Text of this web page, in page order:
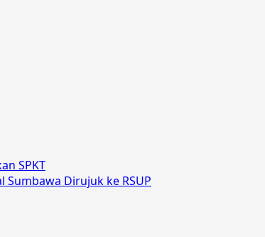
SPKT
Sumbawa Dirujuk ke RSUP